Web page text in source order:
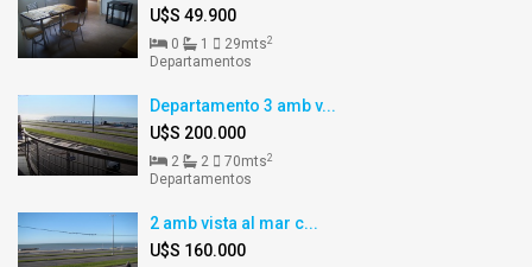
U$S 49.900
0 1 29mts2
Departamentos
Departamento 3 amb v...
U$S 200.000
2 2 70mts2
Departamentos
2 amb vista al mar c...
U$S 160.000